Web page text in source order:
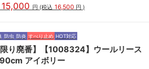
15,000 円 (税込 16,500 円 )
防虫 防炎 すべり止め HOT対応
限り廃番】【1008324】ウールリース
アイボリー